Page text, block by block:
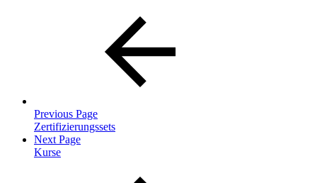
Previous Page
Zertifizierungssets
Next Page
Kurse